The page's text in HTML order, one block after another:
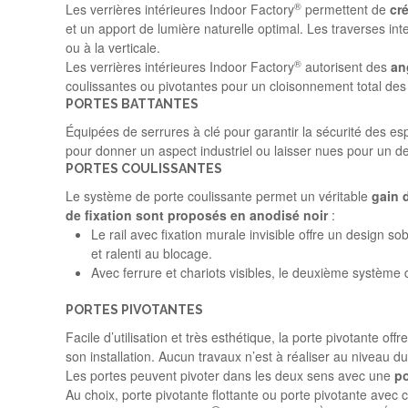
Les verrières intérieures Indoor Factory® permettent de
et un apport de lumière naturelle optimal. Les traverses
ou à la verticale.
Les verrières intérieures Indoor Factory® autorisent des
coulissantes ou pivotantes pour un cloisonnement total
PORTES BATTANTES
Équipées de serrures à clé pour garantir la sécurité des
pour donner un aspect industriel ou laisser nues pour un
PORTES COULISSANTES
Le système de porte coulissante permet un véritable gain
de fixation sont proposés en anodisé noir:
Le rail avec fixation murale invisible offre un design
et ralenti au blocage.
Avec ferrure et chariots visibles, le deuxième
PORTES PIVOTANTES
Facile d’utilisation et très esthétique, la porte pivotante
son installation. Aucun travaux n’est à réaliser au niveau
Les portes peuvent pivoter dans les deux sens avec une
Au choix, porte pivotante flottante ou porte pivotante avec